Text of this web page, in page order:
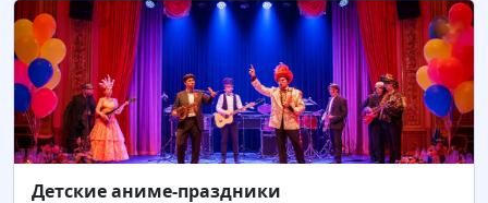
Детские аниме-праздники